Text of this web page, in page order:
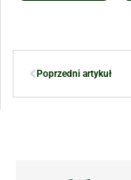
Poprzedni artykuł